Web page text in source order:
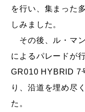
を行い、集まった
しみました。
その後、ル・マ
によるパレードが
GR010 HYBRID 7
り、沿道を埋め尽
た。